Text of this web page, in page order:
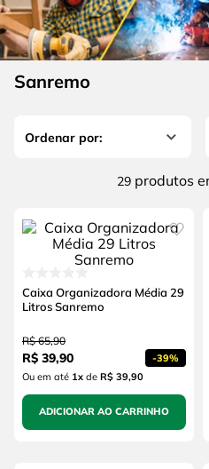
Sanremo
29 produtos
Caixa Organizadora Média 29
Litros Sanremo
R$ 65,90
R$ 39,90 -39%
Ou em até 1xde R$ 39,90
ADICIONAR AO CARRINHO
6º fio
7º serra copo
8º chave impacto
disco corte
4 º escada
5º serra circular
º
chave impacto